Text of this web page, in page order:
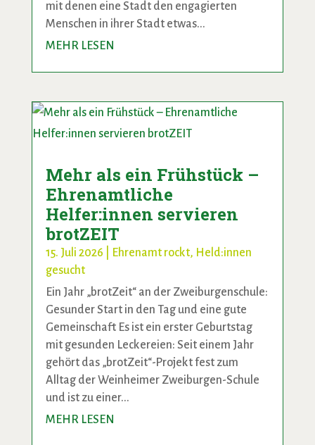
mit denen eine Stadt den engagierten
Menschen in ihrer Stadt etwas...
MEHR LESEN
Mehr als ein Frühstück –
Ehrenamtliche
Helfer:innen servieren
brotZEIT
15. Juli 2026 Ehrenamt rockt, Held:innen
gesucht
Ein Jahr „brotZeit“ an der Zweiburgenschule:
Gesunder Start in den Tag und eine gute
Gemeinschaft Es ist ein erster Geburtstag
mit gesunden Leckereien: Seit einem Jahr
gehört das „brotZeit“-Projekt fest zum
Alltag der Weinheimer Zweiburgen-Schule
und ist zu einer...
MEHR LESEN